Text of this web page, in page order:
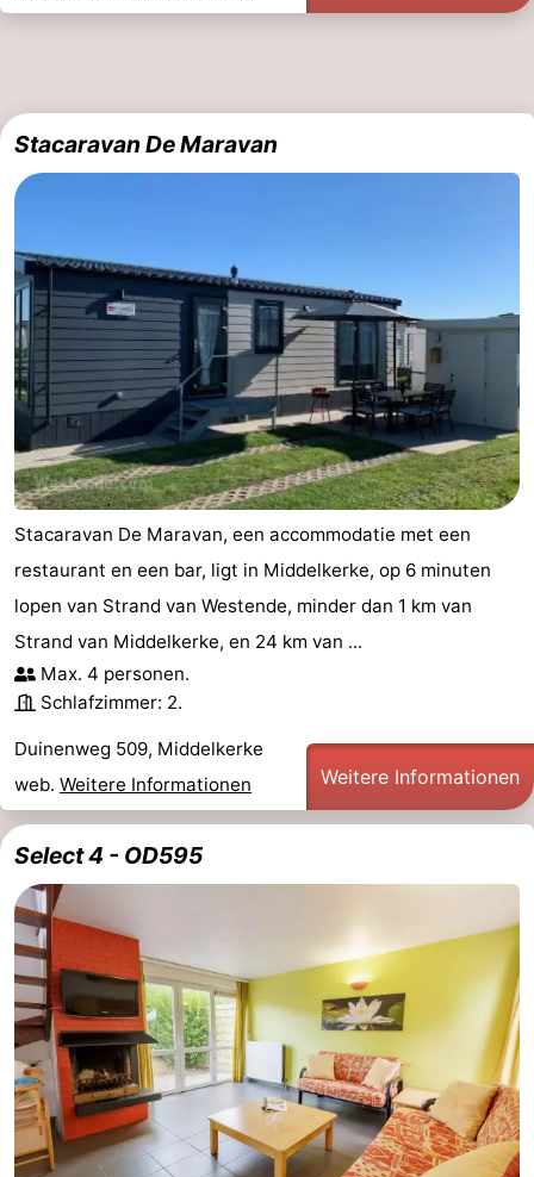
Stacaravan De Maravan
Stacaravan De Maravan, een accommodatie met een
restaurant en een bar, ligt in Middelkerke, op 6 minuten
lopen van Strand van Westende, minder dan 1 km van
Strand van Middelkerke, en 24 km van ...
Max. 4 personen.
Schlafzimmer: 2.
Duinenweg 509, Middelkerke
web. Weitere Informationen Weitere Informationen
Select 4 - OD595